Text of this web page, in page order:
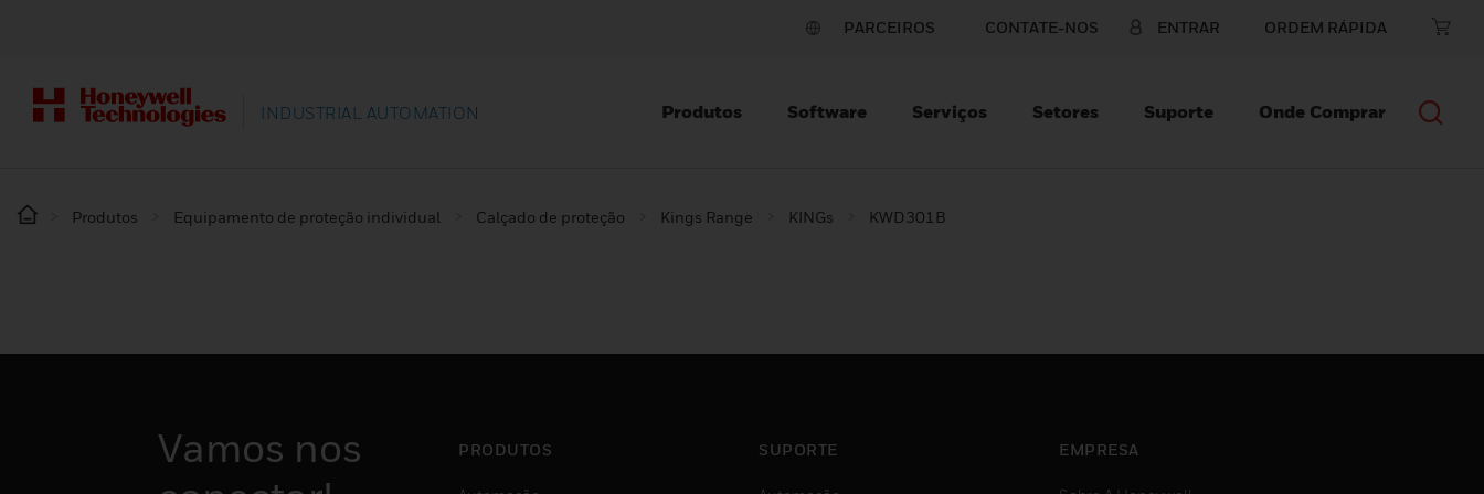
PARCEIROS CONTATE-NOS ENTRAR ORDEM RÁPIDA
INDUSTRIAL AUTOMATION Produtos Software Serviços Setores Suporte Onde Comprar
Produtos Equipamento de proteção individual Calçado de proteção Kings Range KINGs KWD301B
Vamos nos
PRODUTOS SUPORTE EMPRESA